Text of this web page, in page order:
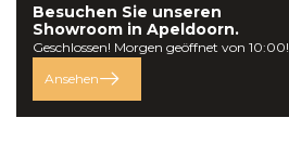
Besuchen Sie unseren
Showroom in Apeldoorn.
Geschlossen! Morgen geöffnet von 10:00!
Ansehen